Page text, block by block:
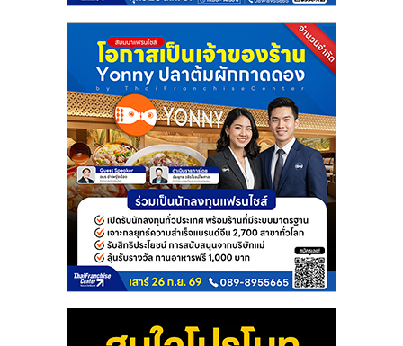
ไชส์
ขาย
หน้า
บ้าน
ลงทุน
น้อย